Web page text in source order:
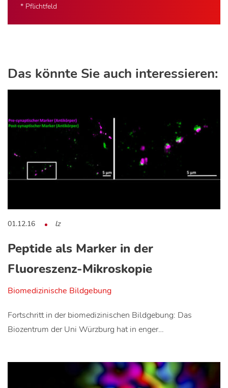
* Pflichtfeld
Das könnte Sie auch interessieren:
01.12.16 lz
Peptide als Marker in der
Fluoreszenz-Mikroskopie
Biomedizinische Bildgebung
Fortschritt in der biomedizinischen Bildgebung: Das
Biozentrum der Uni Würzburg hat in enger…